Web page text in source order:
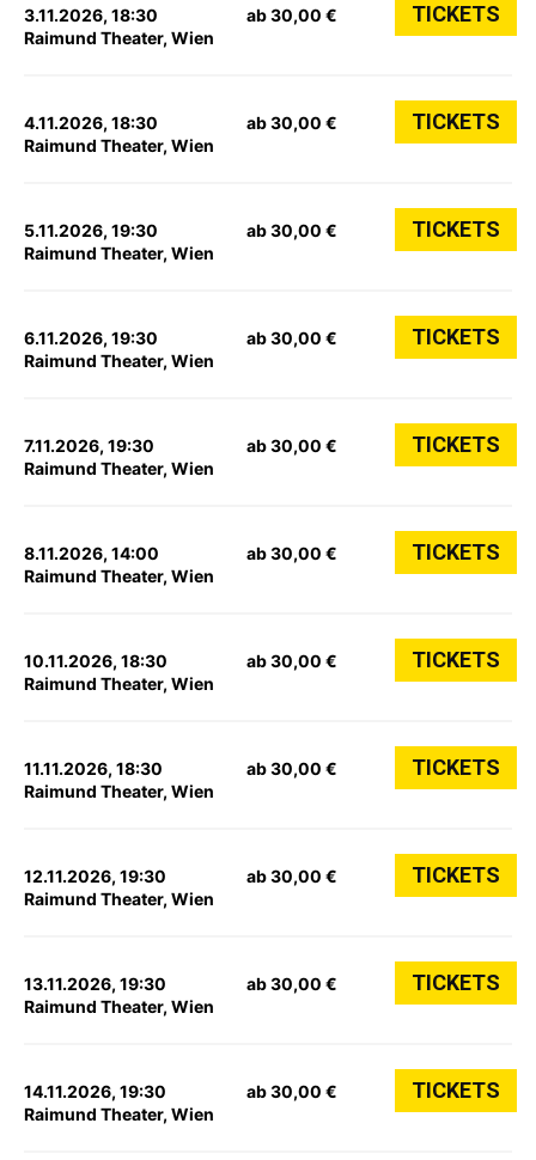
3.11.2026, 18:30
Raimund Theater, Wien
ab 30,00 € TICKETS
4.11.2026, 18:30
Raimund Theater, Wien
ab 30,00 € TICKETS
5.11.2026, 19:30
Raimund Theater, Wien
ab 30,00 € TICKETS
6.11.2026, 19:30
Raimund Theater, Wien
ab 30,00 € TICKETS
7.11.2026, 19:30
Raimund Theater, Wien
ab 30,00 € TICKETS
8.11.2026, 14:00
Raimund Theater, Wien
ab 30,00 € TICKETS
10.11.2026, 18:30
Raimund Theater, Wien
ab 30,00 € TICKETS
11.11.2026, 18:30
Raimund Theater, Wien
ab 30,00 € TICKETS
12.11.2026, 19:30
Raimund Theater, Wien
ab 30,00 € TICKETS
13.11.2026, 19:30
Raimund Theater, Wien
ab 30,00 € TICKETS
14.11.2026, 19:30
Raimund Theater, Wien
ab 30,00 € TICKETS